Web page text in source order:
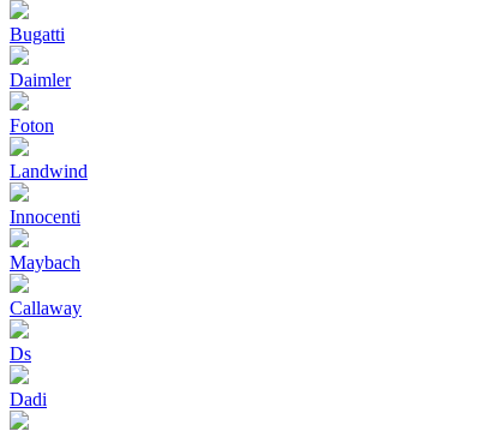
Bugatti
Daimler
Foton
Landwind
Innocenti
Maybach
Callaway
Ds
Dadi